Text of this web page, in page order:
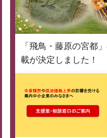
「飛鳥・藤原の宮都
載が決定しました！